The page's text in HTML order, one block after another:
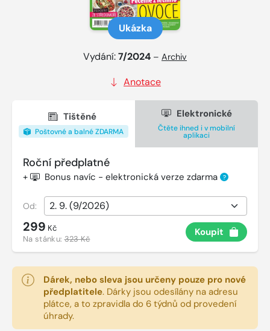
Ukázka
Vydání:7/2024 – Archiv
Anotace
Tištěné
Poštovné a balné ZDARMA
Elektronické
Čtěte ihned i v mobilní
aplikaci
Roční předplatné
+ Bonus navíc - elektronická verze zdarma ?
Od:
299 Kč
Na stánku:323 Kč
Koupit
Dárek, nebo sleva jsou určeny pouze pro nové
předplatitele. Dárky jsou odesílány na adresu
plátce, a to zpravidla do 6 týdnů od provedení
úhrady.